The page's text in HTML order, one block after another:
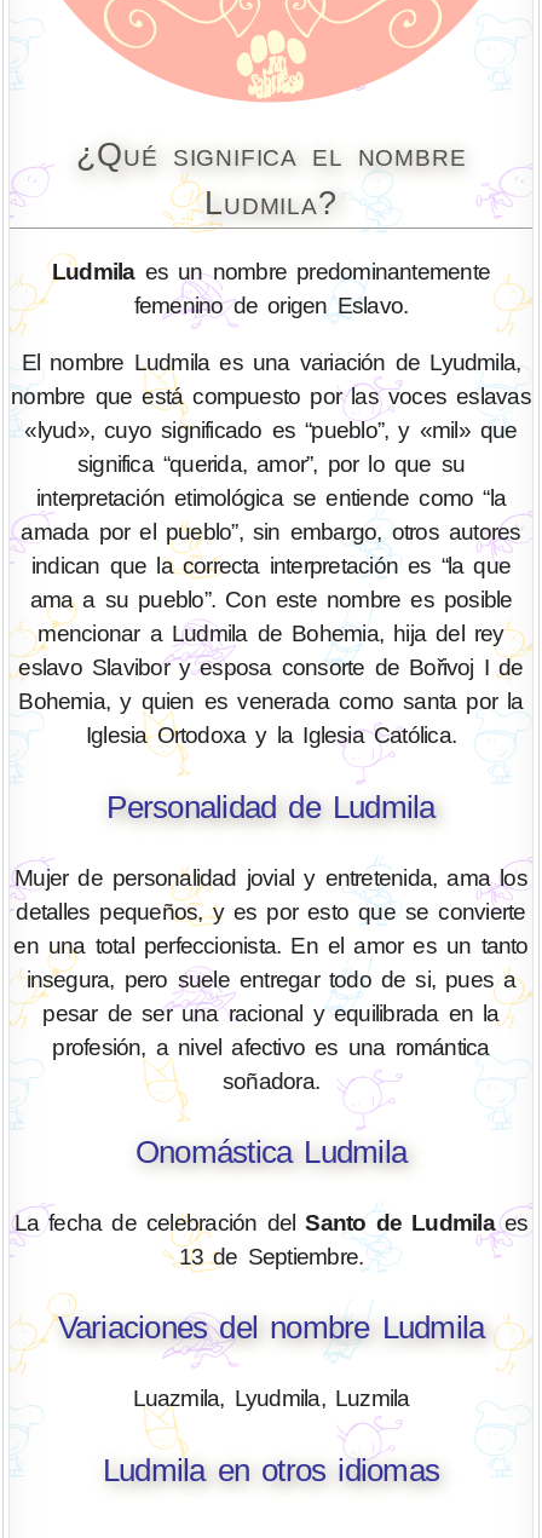
¿Qué significa el nombre
Ludmila?
Ludmilaes un nombre predominantemente
femenino de origen Eslavo.
El nombre Ludmila es una variación de Lyudmila,
nombre que está compuesto por las voces eslavas
«lyud», cuyo significado es “pueblo”, y «mil» que
significa “querida, amor”, por lo que su
interpretación etimológica se entiende como “la
amada por el pueblo”, sin embargo, otros autores
indican que la correcta interpretación es “la que
ama a su pueblo”. Con este nombre es posible
mencionar a Ludmila de Bohemia, hija del rey
eslavo Slavibor y esposa consorte de Bořivoj I de
Bohemia, y quien es venerada como santa por la
Iglesia Ortodoxa y la Iglesia Católica.
Personalidad de Ludmila
Mujer de personalidad jovial y entretenida, ama los
detalles pequeños, y es por esto que se convierte
en una total perfeccionista. En el amor es un tanto
insegura, pero suele entregar todo de si, pues a
pesar de ser una racional y equilibrada en la
profesión, a nivel afectivo es una romántica
soñadora.
Onomástica Ludmila
La fecha de celebración delSanto de Ludmilaes
13 de Septiembre.
Variaciones del nombre Ludmila
Luazmila, Lyudmila, Luzmila
Ludmila en otros idiomas